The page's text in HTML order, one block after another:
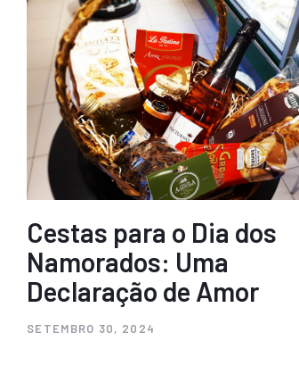
Cestas para o Dia dos
Namorados: Uma
Declaração de Amor
SETEMBRO 30, 2024